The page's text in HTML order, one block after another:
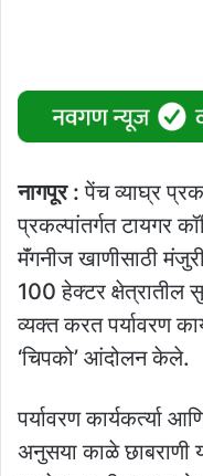
नागपूर :पेंच व्याघ्र
प्रकल्पांतर्गत टायगर
मॅंगनीज खाणीसाठी
100 हेक्टर क्षेत्रातील
व्यक्त करत पर्यावरण
‘चिपको’ आंदोलन केले.
पर्यावरण कार्यकर्त्या
अनुसया काळे छाबराणी